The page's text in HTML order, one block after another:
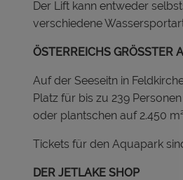
Der Lift kann entweder
verschiedene
ÖSTERREICHS GRÖSSTER
Auf der Seeseitn in
Platz für bis zu 239
oder plantschen auf 2.450
Tickets für den Aquapark
DER JETLAKE SHOP